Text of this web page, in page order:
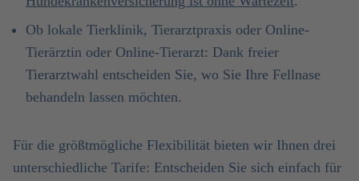
Ob lokale Tierklinik, Tierarztpraxis oder Online-
Tierärztin oder Online-Tierarzt: Dank freier
Tierarztwahl entscheiden Sie, wo Sie Ihre Fellnase
behandeln lassen möchten.
Für die größtmögliche Flexibilität bieten wir Ihnen drei
unterschiedliche Tarife: Entscheiden Sie sich einfach für